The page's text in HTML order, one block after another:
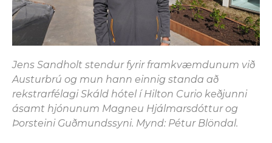
Jens Sandholt stendur fyrir framkvæmdunum við
Austurbrú og mun hann einnig standa að
rekstrarfélagi Skáld hótel í Hilton Curio keðjunni
ásamt hjónunum Magneu Hjálmarsdóttur og
Þorsteini Guðmundssyni. Mynd: Pétur Blöndal.